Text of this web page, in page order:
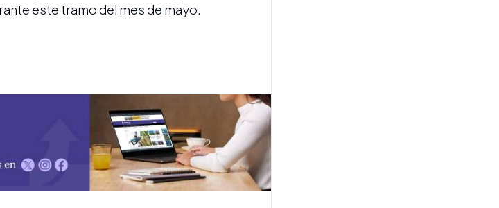
este tramo del mes de mayo.